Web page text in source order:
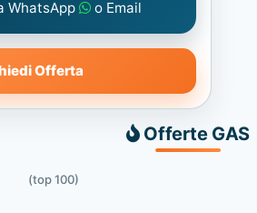
WhatsApp
o Email
Offerta
Offerte GAS
(top 100)